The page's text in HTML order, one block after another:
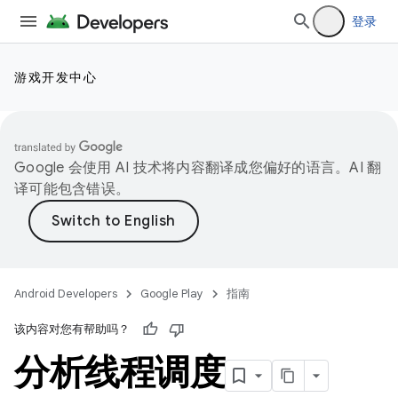
登录
游戏开发中心
Google 会使用 AI 技术将内容翻译成您偏好的语言。AI 翻
译可能包含错误。
Android Developers Google Play 指南
该内容对您有帮助吗？
分析线程调度